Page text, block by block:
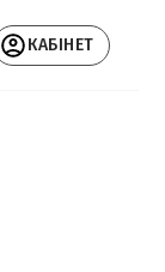
КАБІНЕТ